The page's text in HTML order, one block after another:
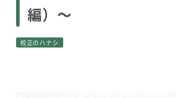
編）～
校正のハナシ